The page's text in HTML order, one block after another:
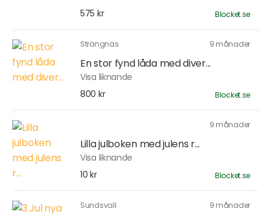
575 kr
Blocket.se
Strängnäs 9 månader
En stor fynd låda med diver...
Visa liknande
800 kr
Blocket.se
9 månader
Lilla julboken med julens r...
Visa liknande
10 kr
Blocket.se
Sundsvall 9 månader